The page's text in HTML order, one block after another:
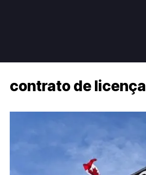
contrato de licença